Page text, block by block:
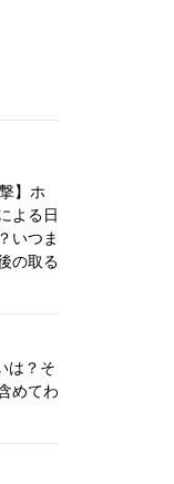
】ホ
よる日
いつま
の取る
は？そ
めてわ